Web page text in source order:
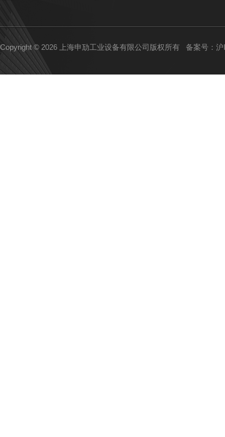
Copyright © 2026 上海申劢工业设备有限公司版权所有 备案号：